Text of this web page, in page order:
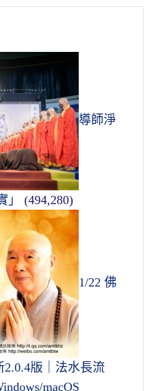
導師淨
(494,280)
1/22 佛
版｜法水長流
macOS